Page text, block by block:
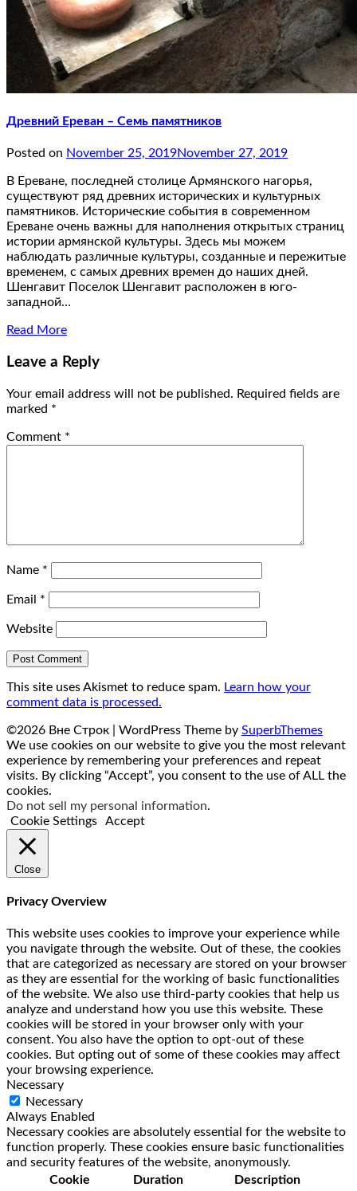
Древний Ереван – Семь памятников
Posted on November 25, 2019November 27, 2019
В Ереване, последней столице Армянского нагорья,
существуют ряд древних исторических и культурных
памятников. Исторические события в современном
Ереване очень важны для наполнения открытых страниц
истории армянской культуры. Здесь мы можем
наблюдать различные культуры, созданные и пережитые
временем, с самых древних времен до наших дней.
Шенгавит Поселок Шенгавит расположен в юго-
западной…
Read More
Leave a Reply
Your email address will not be published. Required fields are
marked *
Comment *
Name *
Email *
Website
This site uses Akismet to reduce spam. Learn how your
comment data is processed.
©2026 Вне Строк | WordPress Theme by SuperbThemes
We use cookies on our website to give you the most relevant
experience by remembering your preferences and repeat
visits. By clicking “Accept”, you consent to the use of ALL the
cookies.
Do not sell my personal information.
Cookie Settings
Accept
Close
Privacy Overview
This website uses cookies to improve your experience while
you navigate through the website. Out of these, the cookies
that are categorized as necessary are stored on your browser
as they are essential for the working of basic functionalities
of the website. We also use third-party cookies that help us
analyze and understand how you use this website. These
cookies will be stored in your browser only with your
consent. You also have the option to opt-out of these
cookies. But opting out of some of these cookies may affect
your browsing experience.
Necessary
Necessary
Always Enabled
Necessary cookies are absolutely essential for the website to
function properly. These cookies ensure basic functionalities
and security features of the website, anonymously.
Cookie
Duration Description